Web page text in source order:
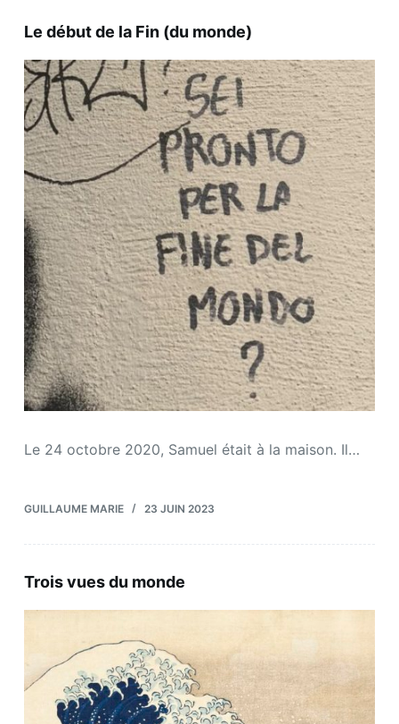
Le début de la Fin (du monde)
Le 24 octobre 2020, Samuel était à la maison. Il…
GUILLAUME MARIE 23 JUIN 2023
Trois vues du monde